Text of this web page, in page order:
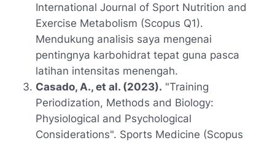
International Journal of Sport Nutrition and
Exercise Metabolism (Scopus Q1).
Mendukung analisis saya mengenai
pentingnya karbohidrat tepat guna pasca
latihan intensitas menengah.
Casado, A., et al. (2023). "Training
Periodization, Methods and Biology:
Physiological and Psychological
Considerations". Sports Medicine (Scopus